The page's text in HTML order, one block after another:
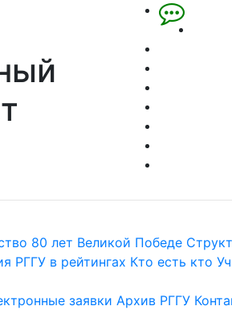
80 лет Великой Победе
РГГУ в рейтингах Кто есть кто
заявки Архив РГГУ